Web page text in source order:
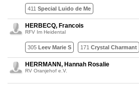
411 Special Luido de Me
HERBECQ, Francois
RFV Im Heidental
305 Leev Marie S 171 Crystal Charmant
HERRMANN, Hannah Rosalie
RV Oranjehof e.V.